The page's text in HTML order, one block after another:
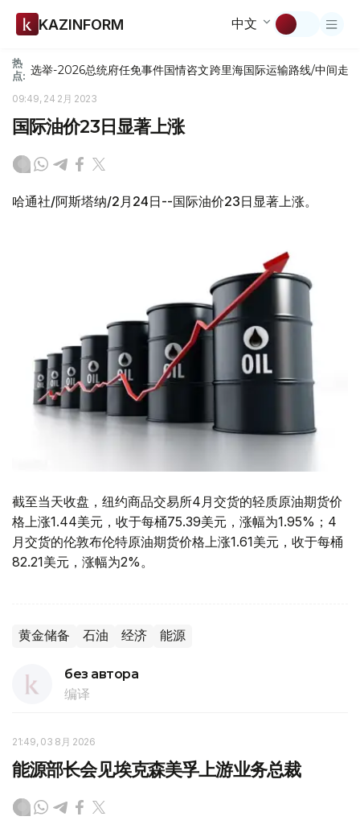
KAZINFORM 中文
热
点: 选举-2026总统府任免事件国情咨文跨里海国际运输路线/中间走廊
09:49, 24 2月 2023
国际油价23日显著上涨
哈通社/阿斯塔纳/2月24日--国际油价23日显著上涨。
截至当天收盘，纽约商品交易所4月交货的轻质原油期货价
格上涨1.44美元，收于每桶75.39美元，涨幅为1.95%；4
月交货的伦敦布伦特原油期货价格上涨1.61美元，收于每桶
82.21美元，涨幅为2%。
黄金储备 石油 经济 能源
без автора
编译
21:49, 03 8月 2026
能源部长会见埃克森美孚上游业务总裁